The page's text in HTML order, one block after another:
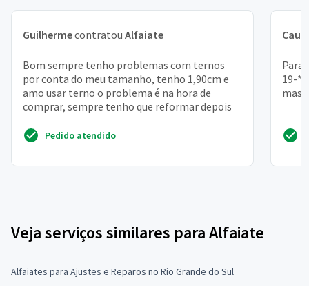
Guilhermecontratou Alfaiate
Bom sempre tenho problemas com ternos
por conta do meu tamanho, tenho 1,90cm e
amo usar terno o problema é na hora de
comprar, sempre tenho que reformar depois
Pedido atendido
Cauã
Para
19-
Veja serviços similares para Alfaiate
Alfaiates para Ajustes e Reparos no Rio Grande do Sul